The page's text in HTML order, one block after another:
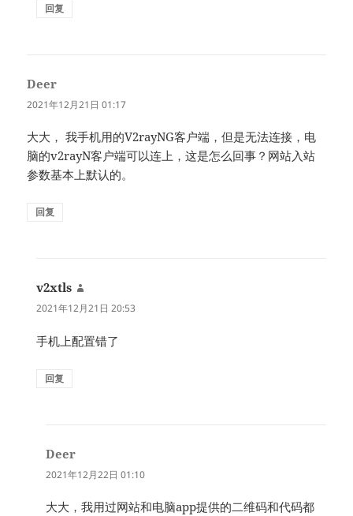
回复
Deer
道：
2021年12月21日 01:17
大大， 我手机用的V2rayNG客户端，但是无法连接，电
脑的v2rayN客户端可以连上，这是怎么回事？网站入站
参数基本上默认的。
回复
v2xtls
道：
2021年12月21日 20:53
手机上配置错了
回复
Deer
道：
2021年12月22日 01:10
大大，我用过网站和电脑app提供的二维码和代码都